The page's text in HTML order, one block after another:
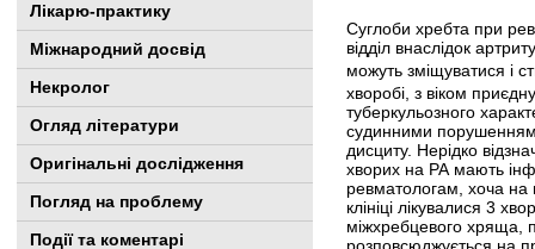
Лікарю-практику
Міжнародний досвід
Некролог
Огляд літератури
Оригінальні дослідження
Погляд на проблему
Події та коментарі
Суглоби хребта при
відділ внаслідок
можуть зміщуватися і
хворобі, з віком
туберкульозного
судинними
дисциту. Нерідко
хворих на РА мають
ревматологам, хоча на
клініці лікувалися 3
міжхребцевого хряща,
розповсюджується на